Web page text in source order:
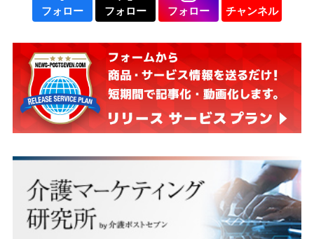
フォロー フォロー フォロー チャンネル